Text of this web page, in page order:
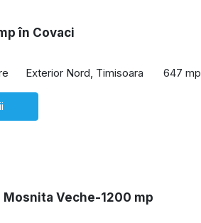
în Covaci
Exterior Nord, Timisoara 647 mp
Veche-1200 mp